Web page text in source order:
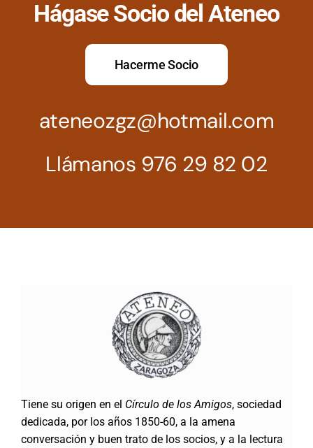
Hágase Socio del Ateneo
Hacerme Socio
ateneozgz@hotmail.com
Llámanos 976 29 82 02
Tiene su origen en el Círculo de los Amigos, sociedad
dedicada, por los años 1850-60, a la amena
conversación y buen trato de los socios, y a la lectura